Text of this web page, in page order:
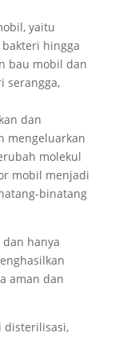
yaitu
hingga
bau mobil dan
serangga,
dan
mengeluarkan
molekul
mobil menjadi
binatang
hanya
aman dan
disterilisasi,